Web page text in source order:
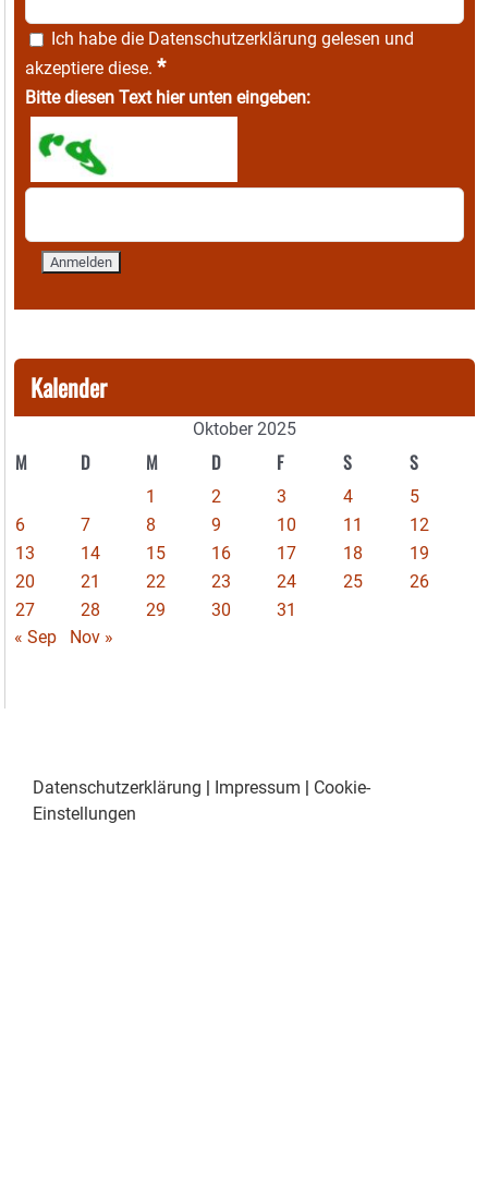
Ich habe die Datenschutzerklärung gelesen und
akzeptiere diese. *
Bitte diesen Text hier unten eingeben:
Kalender
Oktober 2025
M D M D F S S
1 2 3 4
5
6
7 8 9 10 11
12
13
14 15 16 17 18
19
20
21 22 23 24 25
26
27
28 29 30
31
« Sep
Nov »
Datenschutzerklärung | Impressum | Cookie-
Einstellungen